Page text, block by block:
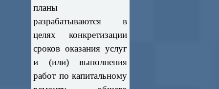
планы
разрабатываются в
целях конкретизации
сроков оказания услуг
и (или) выполнения
работ по капитальному